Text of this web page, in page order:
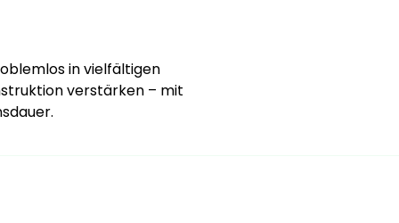
in vielfältigen
verstärken – mit